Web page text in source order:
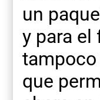
un
y para el
que